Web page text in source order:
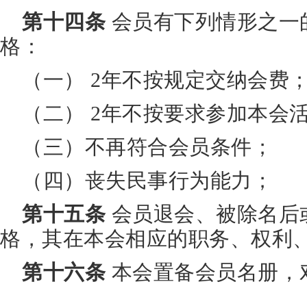
第十四条会员有下列情形之一
格：
（一） 2年不按规定交纳会费
（二） 2年不按要求参加本会
（三）不再符合会员条件；
（四）丧失民事行为能力；
第十五条会员退会、被除名后
格，其在本会相应的职务、权利
第十六条 本会置备会员名册